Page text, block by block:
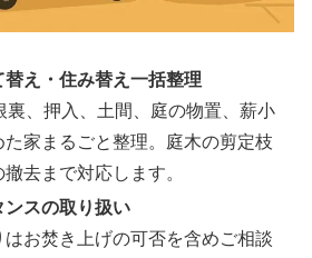
え・住み替え一括整理
裏、押入、土間、庭の物置、薪小
た家まるごと整理。庭木の剪定枝
去まで対応します。
スの取り扱い
お焚き上げの可否を含めご相談